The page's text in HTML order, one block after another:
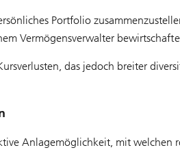
Portfolio
Vermögensverwalter
das jedoch breiter
Anlagemöglichkeit, mit welchen